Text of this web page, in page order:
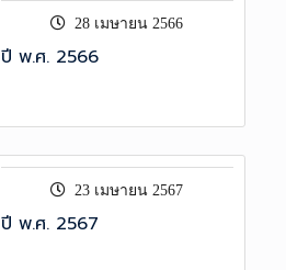
28 เมษายน 2566
ปี พ.ศ. 2566
23 เมษายน 2567
ปี พ.ศ. 2567